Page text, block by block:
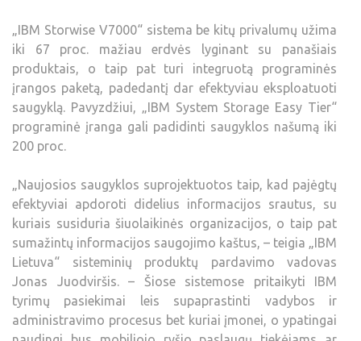
„IBM Storwise V7000“ sistema be kitų privalumų užima
iki 67 proc. mažiau erdvės lyginant su panašiais
produktais, o taip pat turi integruotą programinės
įrangos paketą, padedantį dar efektyviau eksploatuoti
saugyklą. Pavyzdžiui, „IBM System Storage Easy Tier“
programinė įranga gali padidinti saugyklos našumą iki
200 proc.
„Naujosios saugyklos suprojektuotos taip, kad pajėgtų
efektyviai apdoroti didelius informacijos srautus, su
kuriais susiduria šiuolaikinės organizacijos, o taip pat
sumažintų informacijos saugojimo kaštus, – teigia „IBM
Lietuva“ sisteminių produktų pardavimo vadovas
Jonas Juodviršis. – Šiose sistemose pritaikyti IBM
tyrimų pasiekimai leis supaprastinti vadybos ir
administravimo procesus bet kuriai įmonei, o ypatingai